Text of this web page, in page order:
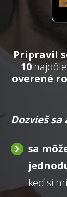
Pripravil
10
overené
Dozvieš sa
sa
keď si